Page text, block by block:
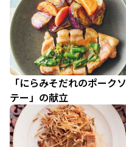
「にらみそだれのポークソ
テー」の献立